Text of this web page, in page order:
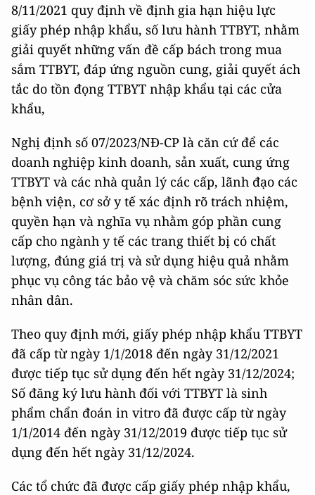
8/11/2021 quy định về định gia hạn hiệu lực
giấy phép nhập khẩu, số lưu hành TTBYT, nhằm
giải quyết những vấn đề cấp bách trong mua
sắm TTBYT, đáp ứng nguồn cung, giải quyết ách
tắc do tồn đọng TTBYT nhập khẩu tại các cửa
khẩu,
Nghị định số 07/2023/NĐ-CP là căn cứ để các
doanh nghiệp kinh doanh, sản xuất, cung ứng
TTBYT và các nhà quản lý các cấp, lãnh đạo các
bệnh viện, cơ sở y tế xác định rõ trách nhiệm,
quyền hạn và nghĩa vụ nhằm góp phần cung
cấp cho ngành y tế các trang thiết bị có chất
lượng, đúng giá trị và sử dụng hiệu quả nhằm
phục vụ công tác bảo vệ và chăm sóc sức khỏe
nhân dân.
Theo quy định mới, giấy phép nhập khẩu TTBYT
đã cấp từ ngày 1/1/2018 đến ngày 31/12/2021
được tiếp tục sử dụng đến hết ngày 31/12/2024;
Số đăng ký lưu hành đối với TTBYT là sinh
phẩm chẩn đoán in vitro đã được cấp từ ngày
1/1/2014 đến ngày 31/12/2019 được tiếp tục sử
dụng đến hết ngày 31/12/2024.
Các tổ chức đã được cấp giấy phép nhập khẩu,